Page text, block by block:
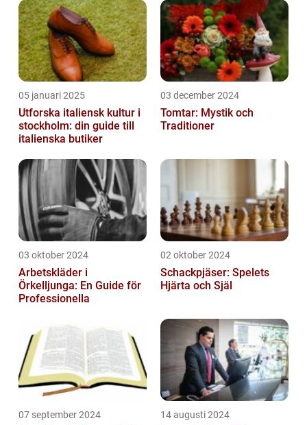
05 januari 2025
Utforska italiensk kultur i
stockholm: din guide till
italienska butiker
03 december 2024
Tomtar: Mystik och
Traditioner
03 oktober 2024
Arbetskläder i
Örkelljunga: En Guide för
Professionella
02 oktober 2024
Schackpjäser: Spelets
Hjärta och Själ
07 september 2024 14 augusti 2024